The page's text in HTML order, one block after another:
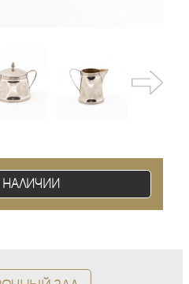
наличии